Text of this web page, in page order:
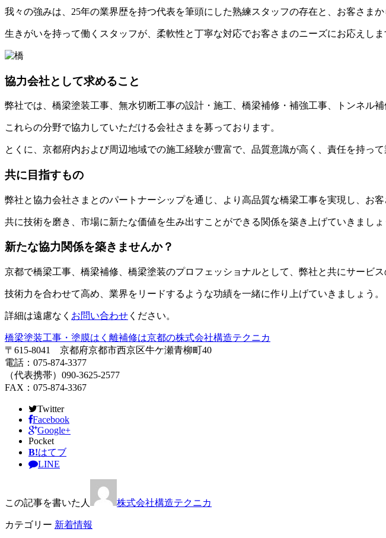
我々の強みは、25年の業界歴を持つ代表を筆頭にした熟練スタッフの存在と、お客さまか
生きがいを持って働くスタッフが、柔軟性と丁寧な対応でお客さまのニーズにお応えしま
協力会社として求めること
弊社では、橋梁塗装工事、無水切断工事の設計・施工、橋梁補修・補強工事、トンネル
これらの分野で協力していただける会社さまを募っております。
とくに、京都府内および周辺地域での施工経験が豊富で、品質意識が高く、責任を持っ
共に目指すもの
弊社と協力会社さまとのパートナーシップを通じ、より高品質な橋梁工事を実現し、お
共に技術を磨き、市場に新たな価値を生み出すことができる関係を築き上げていきましょ
新たな協力関係を築きませんか？
京都で橋梁工事、橋梁補修、橋梁塗装のプロフェッショナルとして、弊社と共にサービ
技術力を合わせて高め、業界をリードするような功績を一緒に作り上げていきましょう。
詳細は遠慮なく お問い合わせ ください。
橋梁塗装工事・塗膜はく離補修は京都の株式会社構造テクニカ
〒615-8041 京都府京都市西京区牛ケ瀬青柳町40
電話：075-874-3377
（代表携帯）090-3625-2577
FAX：075-874-3367
Twitter
Facebook
Google+
Pocket
B!はてブ
LINE
この記事を書いた人 株式会社構造テクニカ
カテゴリー 新着情報